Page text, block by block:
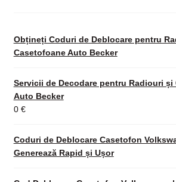
Obțineți Coduri de Deblocare pentru
Casetofoane Auto Becker
Servicii de Decodare pentru Radiouri și
Auto Becker
0 €
Coduri de Deblocare Casetofon
Generează Rapid și Ușor